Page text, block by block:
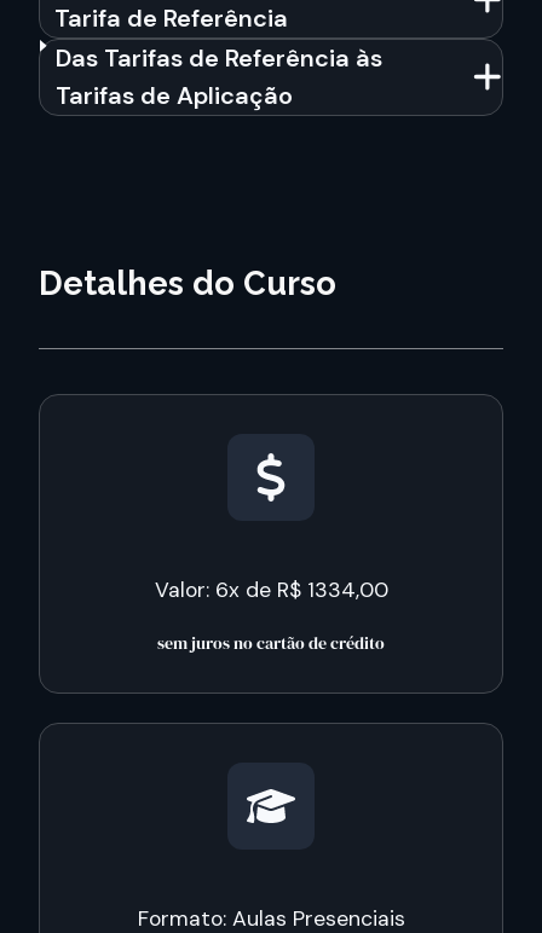
Tarifa de Referência
Das Tarifas de Referência às
Tarifas de Aplicação
Detalhes do Curso
Valor: 6x de R$ 1334,00
sem juros no cartão de crédito
Formato: Aulas Presenciais